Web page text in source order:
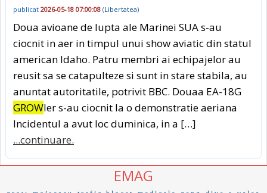
publicat 2026-05-18 07:00:08 (Libertatea)
Doua avioane de lupta ale Marinei SUA s-au
ciocnit in aer in timpul unui show aviatic din statul
american Idaho. Patru membri ai echipajelor au
reusit sa se catapulteze si sunt in stare stabila, au
anuntat autoritatile, potrivit BBC. Douaa EA-18G
GROWler s-au ciocnit la o demonstratie aeriana
Incidentul a avut loc duminica, in a […]
...continuare.
EMAG